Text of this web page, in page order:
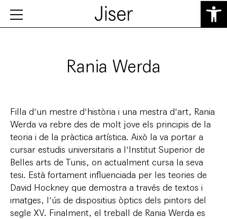
Obre la
Rania Werda
Filla d'un mestre d'història i una mestra d'art, Rania
Werda va rebre des de molt jove els principis de la
teoria i de la pràctica artística. Això la va portar a
cursar estudis universitaris a l'Institut Superior de
Belles arts de Tunis, on actualment cursa la seva
tesi. Està fortament influenciada per les teories de
David Hockney que demostra a través de textos i
imatges, l'ús de dispositius òptics dels pintors del
segle XV. Finalment, el treball de Rania Werda es